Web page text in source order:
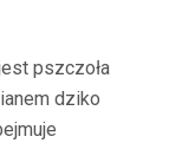
pszczoła
dziko